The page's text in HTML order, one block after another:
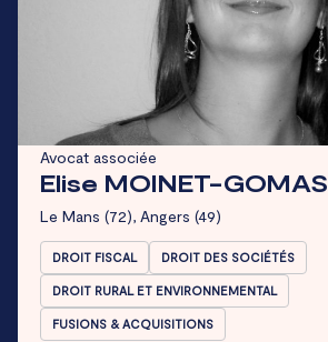
Avocat associée
Elise MOINET-GOMAS
Le Mans (72), Angers (49)
DROIT FISCAL DROIT DES SOCIÉTÉS
DROIT RURAL ET ENVIRONNEMENTAL
FUSIONS & ACQUISITIONS